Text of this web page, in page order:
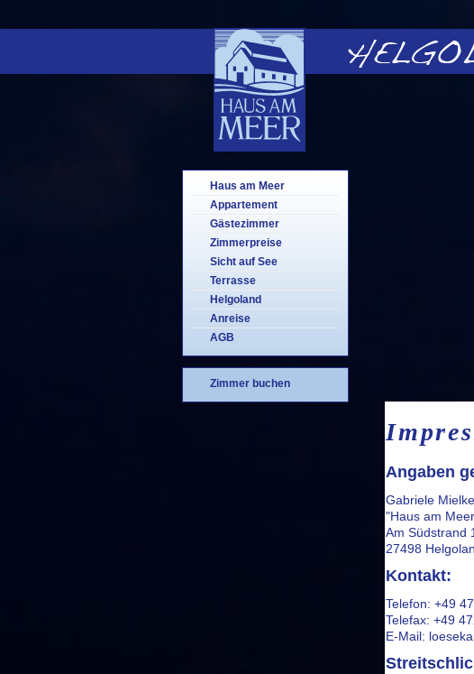
Haus am Meer
Appartement
Gästezimmer
Zimmerpreise
Sicht auf See
Terrasse
Helgoland
Anreise
AGB
Zimmer buchen
Angaben
Gabriele Mielke
"Haus am
Am Südstrand
27498
Kontakt:
Telefon: +49
Telefax: +49
E-Mail: